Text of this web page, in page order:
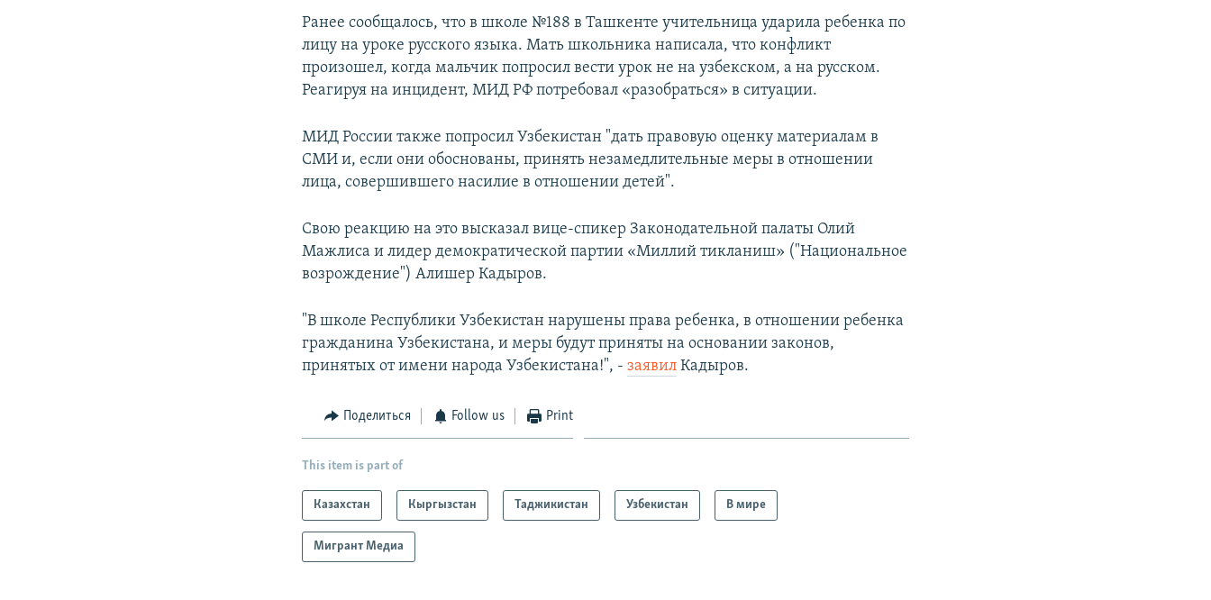
Ранее сообщалось, что в школе №188 в Ташкенте учительница ударила ребенка по
лицу на уроке русского языка. Мать школьника написала, что конфликт
произошел, когда мальчик попросил вести урок не на узбекском, а на русском.
Реагируя на инцидент, МИД РФ потребовал «разобраться» в ситуации.
МИД России также попросил Узбекистан "дать правовую оценку материалам в
СМИ и, если они обоснованы, принять незамедлительные меры в отношении
лица, совершившего насилие в отношении детей".
Свою реакцию на это высказал вице-спикер Законодательной палаты Олий
Мажлиса и лидер демократической партии «Миллий тикланиш» ("Национальное
возрождение") Алишер Кадыров.
"В школе Республики Узбекистан нарушены права ребенка, в отношении ребенка
гражданина Узбекистана, и меры будут приняты на основании законов,
принятых от имени народа Узбекистана!", -заявил Кадыров.
Поделиться Follow us Print
This item is part of
Казахстан Кыргызстан Таджикистан Узбекистан В мире
Мигрант Медиа